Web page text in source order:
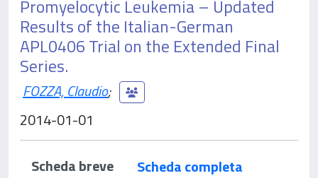
Promyelocytic Leukemia – Updated
Results of the Italian-German
APL0406 Trial on the Extended Final
Series.
FOZZA, Claudio;
2014-01-01
Scheda breve
Scheda completa